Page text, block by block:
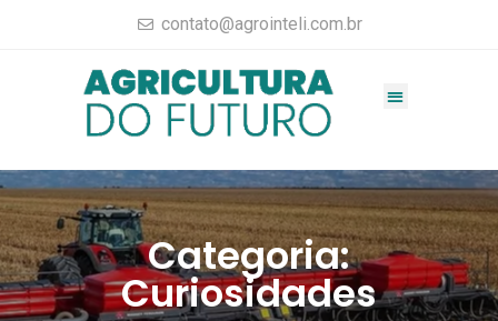
contato@agrointeli.com.br
Categoria:
Curiosidades